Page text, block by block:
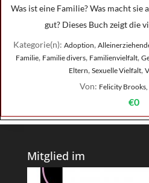
Was ist eine Familie? Was macht sie
gut? Dieses Buch zeigt die
Kategorie(n): Adoption,
Familie, Familie divers, Familienvielfalt,
Eltern, Sexuelle Vielfalt,
Von: Felicity
€0
Mitglied im